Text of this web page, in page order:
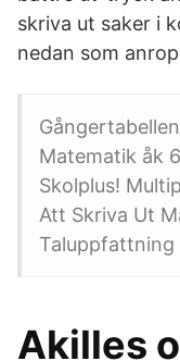
skriva ut saker i
nedan som
Matematik åk
Skolplus!
Att Skriva Ut
Taluppfattning
Akilles